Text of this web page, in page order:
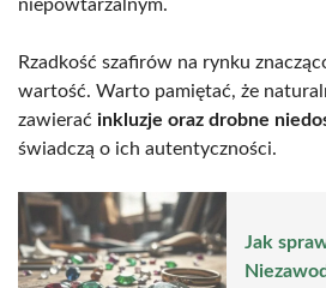
niepowtarzalnym.
Rzadkość szafirów na rynku
wartość. Warto pamiętać, że
zawierać inkluzje oraz drobne
świadczą o ich autentyczności.
Jak